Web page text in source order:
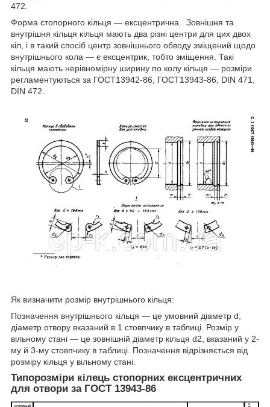
472.
Форма стопорного кільця — ексцентрична. Зовнішня та
внутрішня кільця кільця мають два різні центри для цих двох
кіл, і в такий спосіб центр зовнішнього обводу зміщений щодо
внутрішнього кола — є ексцентрик, тобто зміщення. Такі
кільця мають нерівномірну ширину по колу кільця — розміри
регламентуються за ГОСТ13942-86, ГОСТ13943-86, DIN 471,
DIN 472.
Як визначити розмір внутрішнього кільця:
Позначення внутрішнього кільця — це умовний діаметр d,
діаметр отвору вказаний в 1 стовпчику в таблиці. Розмір у
вільному стані — це зовнішній діаметр кільця d2, вказаний у 2-
му й 3-му стовпчику в таблиці. Позначення відрізняється від
розміру кільця у вільному стані.
Типорозміри кілець стопорних ексцентричних
для отвори за ГОСТ 13943-86